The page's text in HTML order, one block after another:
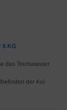
5 KG
das Teichwasser
der Koi